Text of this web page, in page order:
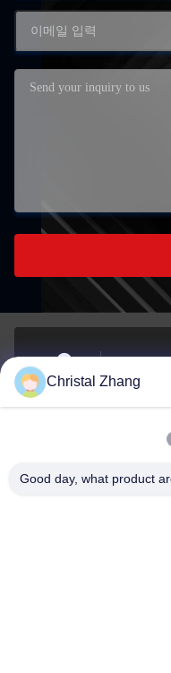
주소
제주특별
시 서귀포
이메일
Christal Zhang
Good day, what product